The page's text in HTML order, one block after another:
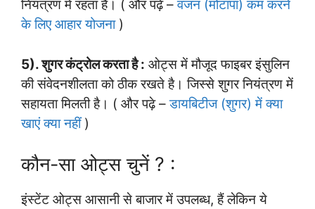
नियंत्रण में रहता है। ( और पढ़े –वजन (मोटापा) कम करने
के लिए आहार योजना )
5). शुगर कंट्रोल करता है : ओट्स में मौजूद फाइबर इंसुलिन
की संवेदनशीलता को ठीक रखते है। जिस्से शुगर नियंत्रण में
सहायता मिलती है। ( और पढ़े –डायबिटीज (शुगर) में क्या
खाएं क्या नहीं)
कौन-सा ओट्स चुनें ? :
इंस्टेंट ओट्स आसानी से बाजार में उपलब्ध, हैं लेकिन ये